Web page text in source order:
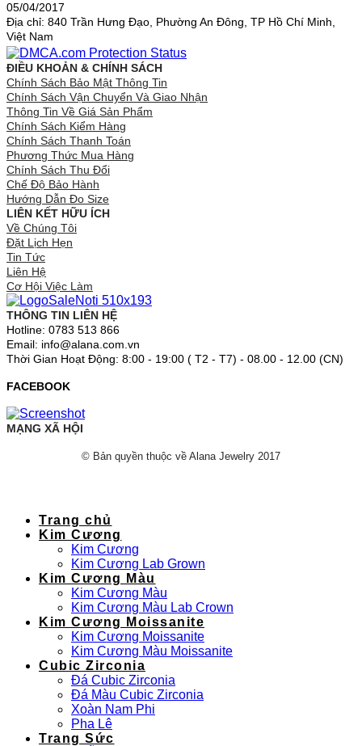
05/04/2017
Địa chỉ: 840 Trần Hưng Đạo, Phường An Đông, TP Hồ Chí Minh,
Việt Nam
ĐIỀU KHOẢN & CHÍNH SÁCH
Chính Sách Bảo Mật Thông Tin
Chính Sách Vận Chuyển Và Giao Nhận
Thông Tin Về Giá Sản Phẩm
Chính Sách Kiểm Hàng
Chính Sách Thanh Toán
Phương Thức Mua Hàng
Chính Sách Thu Đổi
Chế Độ Bảo Hành
Hướng Dẫn Đo Size
LIÊN KẾT HỮU ÍCH
Về Chúng Tôi
Đặt Lịch Hẹn
Tin Tức
Liên Hệ
Cơ Hội Việc Làm
THÔNG TIN LIÊN HỆ
Hotline: 0783 513 866
Email: info@alana.com.vn
Thời Gian Hoạt Động: 8:00 - 19:00 ( T2 - T7) - 08.00 - 12.00 (CN)
FACEBOOK
MẠNG XÃ HỘI
© Bản quyền thuộc về Alana Jewelry 2017
Trang chủ
Kim Cương
Kim Cương
Kim Cương Lab Grown
Kim Cương Màu
Kim Cương Màu
Kim Cương Màu Lab Crown
Kim Cương Moissanite
Kim Cương Moissanite
Kim Cương Màu Moissanite
Cubic Zirconia
Đá Cubic Zirconia
Đá Màu Cubic Zirconia
Xoàn Nam Phi
Pha Lê
Trang Sức